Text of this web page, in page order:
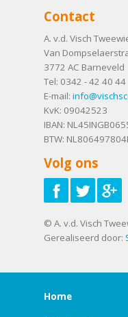
Contact
A. v.d. Visch
Van
3772 AC Barneveld
Tel: 0342 - 42 40 44
E-mail:
KvK: 09042523
IBAN:
BTW:
Volg ons
© A. v.d. Visch
Gerealiseerd door:
Home